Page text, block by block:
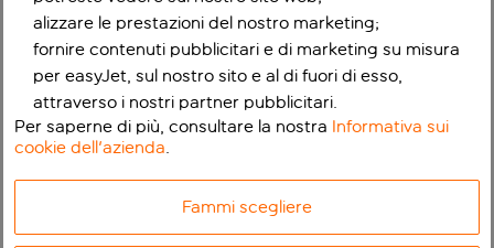
alizzare le prestazioni del nostro marketing;
fornire contenuti pubblicitari e di marketing su misura
per easyJet, sul nostro sito e al di fuori di esso,
attraverso i nostri partner pubblicitari.
Per saperne di più, consultare la nostra Informativa sui
cookie dell'azienda.
Fammi scegliere